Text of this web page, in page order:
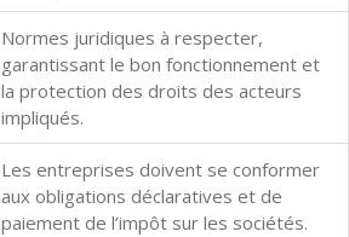
Normes juridiques à respecter,
garantissant le bon fonctionnement et
la protection des droits des acteurs
impliqués.
Les entreprises doivent se conformer
aux obligations déclaratives et de
paiement de l’impôt sur les sociétés.